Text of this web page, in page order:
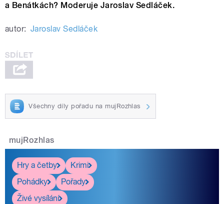
a Benátkách? Moderuje Jaroslav Sedláček.
autor: Jaroslav Sedláček
Všechny díly pořadu na mujRozhlas
mujRozhlas
Hry a četby
Krimi
Pohádky
Pořady
Živé vysílání